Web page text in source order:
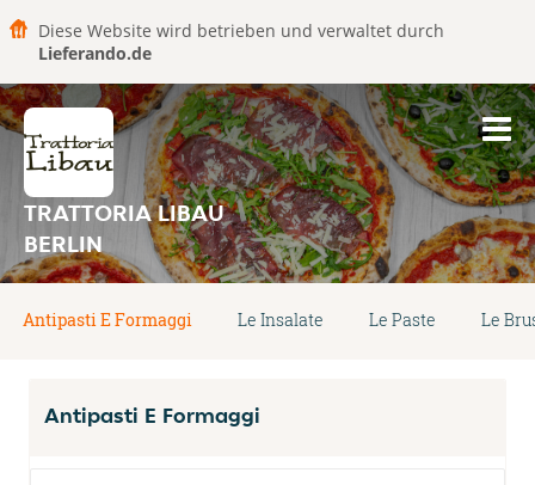
Diese Website wird betrieben und verwaltet durch
Lieferando.de
TRATTORIA LIBAU
BERLIN
Antipasti E Formaggi Le Insalate Le Paste Le
Antipasti E Formaggi